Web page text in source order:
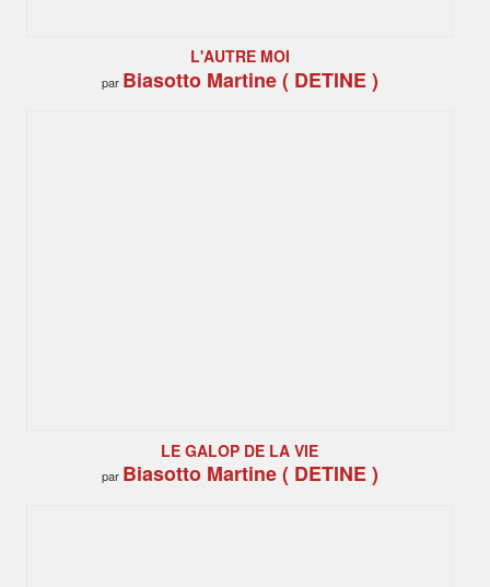
L'AUTRE MOI
par Biasotto Martine ( DETINE )
LE GALOP DE LA VIE
par Biasotto Martine ( DETINE )